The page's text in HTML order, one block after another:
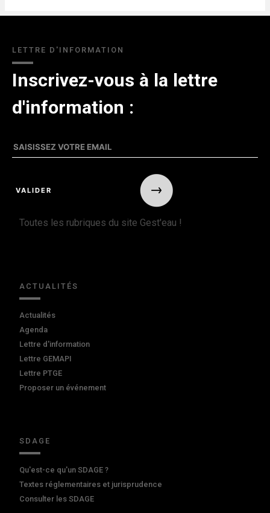
LETTRE D'INFORMATION
Inscrivez-vous à la lettre
d'information :
Toutes les rubriques du site Gest'eau !
ACTUALITÉS
Actualités
Agenda
Lettre d'information
Lettre GEMAPI
Lettre PTGE
Proposer un événement
SDAGE
Qu'est-ce qu'un SDAGE ?
Textes réglementaires et jurisprudence
Consulter les SDAGE